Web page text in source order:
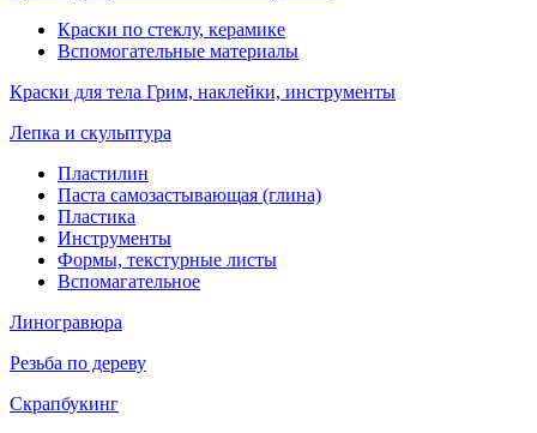
Краски по стеклу, керамике
Вспомогательные материалы
Краски для тела Грим, наклейки, инструменты
Лепка и скульптура
Пластилин
Паста самозастывающая (глина)
Пластика
Инструменты
Формы, текстурные листы
Вспомагательное
Линогравюра
Резьба по дереву
Скрапбукинг